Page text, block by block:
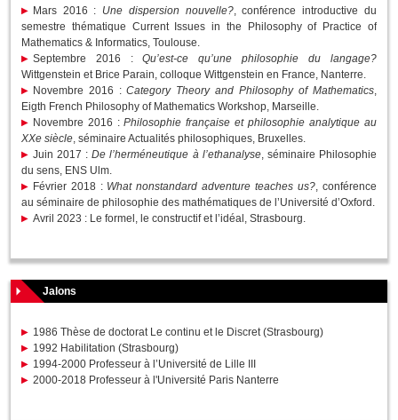
Mars 2016 : Une dispersion nouvelle?, conférence introductive du
semestre thématique Current Issues in the Philosophy of Practice of
Mathematics & Informatics, Toulouse.
Septembre 2016 :Qu’est-ce qu’une philosophie du langage?
Wittgenstein et Brice Parain, colloque Wittgenstein en France, Nanterre.
Novembre 2016 :Category Theory and Philosophy of Mathematics,
Eigth French Philosophy of Mathematics Workshop, Marseille.
Novembre 2016 :Philosophie française et philosophie analytique au
XXe siècle, séminaire Actualités philosophiques, Bruxelles.
Juin 2017 :De l’herméneutique à l’ethanalyse, séminaire Philosophie
du sens, ENS Ulm.
Février 2018 : What nonstandard adventure teaches us?, conférence
au séminaire de philosophie des mathématiques de l’Université d’Oxford.
Avril 2023 : Le formel, le constructif et l’idéal, Strasbourg.
Jalons
1986 Thèse de doctorat Le continu et le Discret (Strasbourg)
1992 Habilitation (Strasbourg)
1994-2000 Professeur à l’Université de Lille III
2000-2018 Professeur à l'Université Paris Nanterre